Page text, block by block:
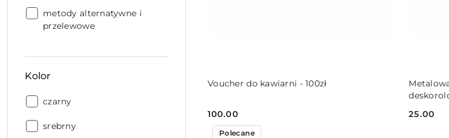
Przeznaczenie:
metody alternatywne i
przelewowe
Kolor
Kolor:
czarny
Kolor:
srebrny
Voucher do kawiarni - 100zł
Cena:
100.00
DO KOSZYKA
Cena:
25.00
Polecane